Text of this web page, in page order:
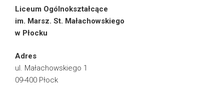
Liceum Ogólnokształcące
im. Marsz. St. Małachowskiego
w Płocku
Adres
ul. Małachowskiego 1
09-400 Płock